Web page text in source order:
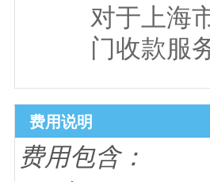
对于上海
门收款服
费用说明
费用包含：